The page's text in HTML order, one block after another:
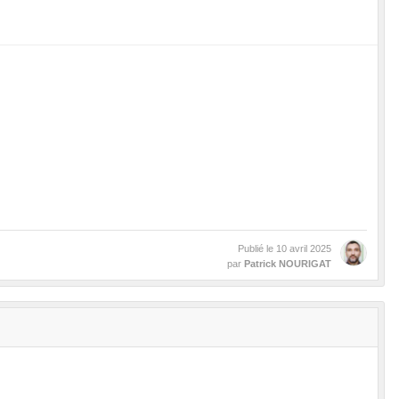
Publié le 10 avril 2025
par Patrick NOURIGAT